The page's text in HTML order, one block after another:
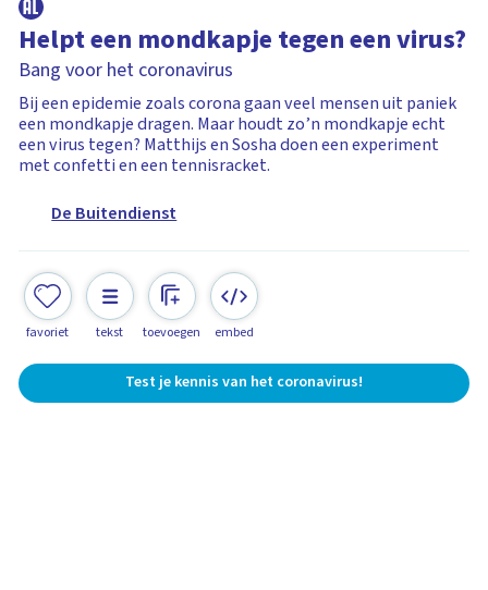
Helpt een mondkapje tegen een virus?
Bang voor het coronavirus
Bij een epidemie zoals corona gaan veel mensen uit paniek
een mondkapje dragen. Maar houdt zo’n mondkapje echt
een virus tegen? Matthijs en Sosha doen een experiment
met confetti en een tennisracket.
De Buitendienst
favoriet tekst toevoegen embed
Test je kennis van het coronavirus!